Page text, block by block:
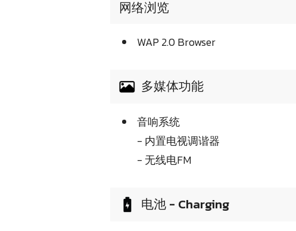
网络浏览
WAP 2.0 Browser
多媒体功能
音响系统
- 内置电视调谐器
- 无线电FM
电池 - Charging